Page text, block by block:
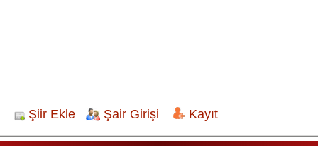
Şiir Ekle Şair Girişi Kayıt